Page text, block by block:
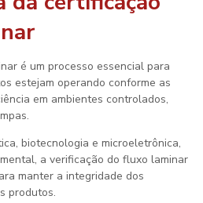
é um processo essencial para
estejam operando conforme as
em ambientes controlados,
biotecnologia e microeletrônica,
a verificação do fluxo laminar
manter a integridade dos
produtos.